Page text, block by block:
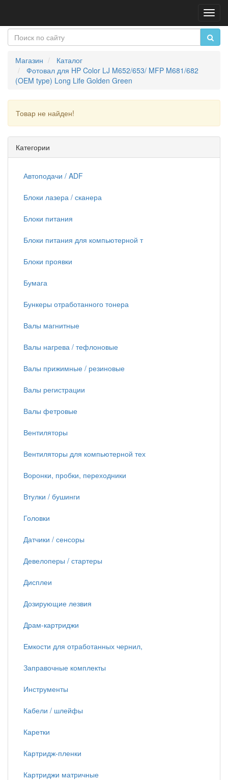
Магазин
Каталог
Фотовал для HP Color LJ M652/653/ MFP M681/682
(OEM type) Long Life Golden Green
Товар не найден!
Категории
Автоподачи / ADF
Блоки лазера / сканера
Блоки питания
Блоки питания для компьютерной т
Блоки проявки
Бумага
Бункеры отработанного тонера
Валы магнитные
Валы нагрева / тефлоновые
Валы прижимные / резиновые
Валы регистрации
Валы фетровые
Вентиляторы
Вентиляторы для компьютерной тех
Воронки, пробки, переходники
Втулки / бушинги
Головки
Датчики / сенсоры
Девелоперы / стартеры
Дисплеи
Дозирующие лезвия
Драм-картриджи
Емкости для отработанных чернил,
Заправочные комплекты
Инструменты
Кабели / шлейфы
Каретки
Картридж-пленки
Картриджи матричные